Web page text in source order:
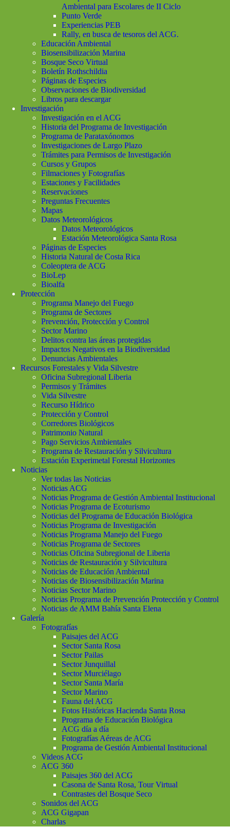
Ambiental para Escolares de II Ciclo
Punto Verde
Experiencias PEB
Rally, en busca de tesoros del ACG.
Educación Ambiental
Biosensibilización Marina
Bosque Seco Virtual
Boletín Rothschildia
Páginas de Especies
Observaciones de Biodiversidad
Libros para descargar
Investigación
Investigación en el ACG
Historia del Programa de Investigación
Programa de Parataxónomos
Investigaciones de Largo Plazo
Trámites para Permisos de Investigación
Cursos y Grupos
Filmaciones y Fotografías
Estaciones y Facilidades
Reservaciones
Preguntas Frecuentes
Mapas
Datos Meteorológicos
Datos Meteorológicos
Estación Meteorológica Santa Rosa
Páginas de Especies
Historia Natural de Costa Rica
Coleoptera de ACG
BioLep
Bioalfa
Protección
Programa Manejo del Fuego
Programa de Sectores
Prevención, Protección y Control
Sector Marino
Delitos contra las áreas protegidas
Impactos Negativos en la Biodiversidad
Denuncias Ambientales
Recursos Forestales y Vida Silvestre
Oficina Subregional Liberia
Permisos y Trámites
Vida Silvestre
Recurso Hídrico
Protección y Control
Corredores Biológicos
Patrimonio Natural
Pago Servicios Ambientales
Programa de Restauración y Silvicultura
Estación Experimetal Forestal Horizontes
Noticias
Ver todas las Noticias
Noticias ACG
Noticias Programa de Gestión Ambiental Institucional
Noticias Programa de Ecoturismo
Noticias del Programa de Educación Biológica
Noticias Programa de Investigación
Noticias Programa Manejo del Fuego
Noticias Programa de Sectores
Noticias Oficina Subregional de Liberia
Noticias de Restauración y Silvicultura
Noticias de Educación Ambiental
Noticias de Biosensibilización Marina
Noticias Sector Marino
Noticias Programa de Prevención Protección y Control
Noticias de AMM Bahía Santa Elena
Galería
Fotografías
Paisajes del ACG
Sector Santa Rosa
Sector Pailas
Sector Junquillal
Sector Murciélago
Sector Santa María
Sector Marino
Fauna del ACG
Fotos Históricas Hacienda Santa Rosa
Programa de Educación Biológica
ACG día a día
Fotografías Aéreas de ACG
Programa de Gestión Ambiental Institucional
Videos ACG
ACG 360
Paisajes 360 del ACG
Casona de Santa Rosa, Tour Virtual
Contrastes del Bosque Seco
Sonidos del ACG
ACG Gigapan
Charlas